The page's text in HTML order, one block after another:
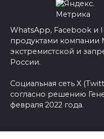
WhatsApp, Facebook и
продуктами компании
экстремистской и
России.
Социальная сеть X
согласно решению
февраля 2022 года.